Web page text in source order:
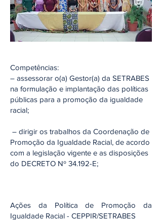
Competências:‬
‭– assessorar‬‭ o(a)‬‭ Gestor(a)‬‭ da‬‭ SETRABES‬‭
na‬‭ formulação‬‭ e‬‭ implantação‬‭ das‬ políticas
públicas para a promoção da igualdade
racial;‬
‭ – dirigir‬‭ os‬‭ trabalhos‬‭ da‬‭ Coordenação‬‭ de‬‭
Promoção‬‭ da‬‭ Igualdade‬‭ Racial,‬‭ de‬ acordo
com a legislação vigente e as disposições
do DECRETO Nº 34.192-E;‬
Ações da Política de Promoção da
Igualdade Racial - CEPPIR/SETRABES‬